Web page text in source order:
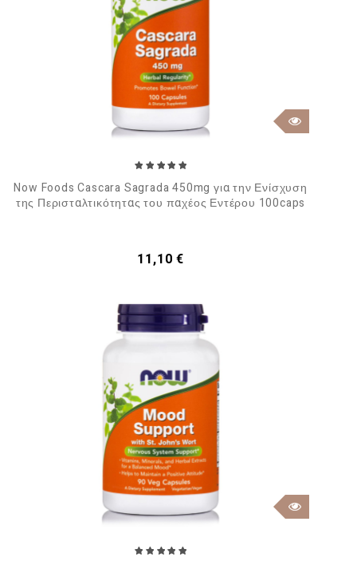
Now Foods Cascara Sagrada 450mg για την Ενίσχυση
της Περισταλτικότητας του παχέος Εντέρου 100caps
Τιμή
11,10 €